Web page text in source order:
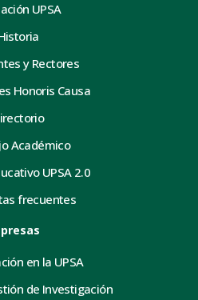
UPSA
y Rectores
Honoris Causa
Académico
UPSA 2.0
frecuentes
en la UPSA
de Investigación